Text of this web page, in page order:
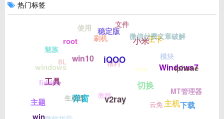
热门标签
v2ray
弹窗
切换
iQOO
win10
工具
win
主机
Windows7
小米
稳定版
root
windows
主题 下载
iphone
王卡
文件
使用
魅族
fiddler
MT管理器
模块
微信付费文章破解
刷机
BL
生成器
云免
vivo
福利
教程